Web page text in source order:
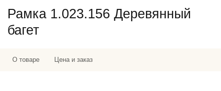
Рамка 1.023.156 Деревянный
багет
О товаре Цена и заказ